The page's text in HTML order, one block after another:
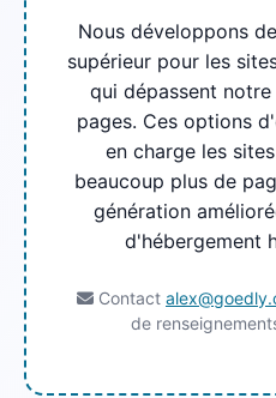
Nous développons
supérieur pour les
qui dépassent
pages. Ces options
en charge les
beaucoup plus de
génération
d'hébergement
Contact
de